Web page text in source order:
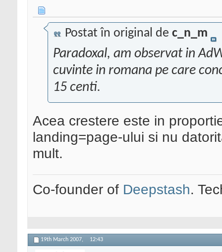
Postat în original de c_n_m
Paradoxal, am observat in
cuvinte in romana pe care
15 centi.
Acea crestere este in
landing=page-ului si nu
mult.
Co-founder of Deepstash.
19th March 2007, 12:43